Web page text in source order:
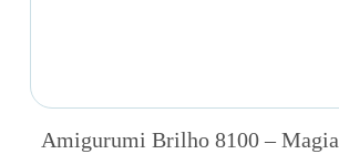
Amigurumi Brilho 8100 – Magia